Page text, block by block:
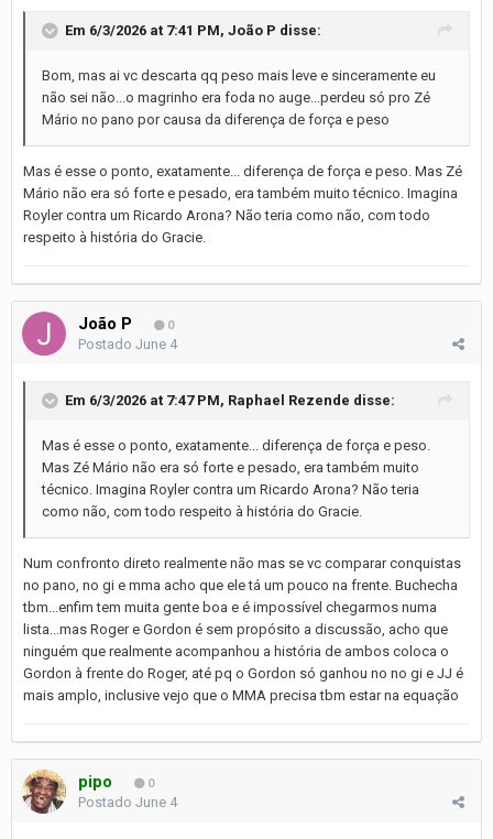
Em 6/3/2026 at 7:41 PM, João P disse:
Bom, mas ai vc descarta qq peso mais leve e sinceramente eu
não sei não...o magrinho era foda no auge...perdeu só pro Zé
Mário no pano por causa da diferença de força e peso
Mas é esse o ponto, exatamente... diferença de força e peso. Mas Zé
Mário não era só forte e pesado, era também muito técnico. Imagina
Royler contra um Ricardo Arona? Não teria como não, com todo
respeito à história do Gracie.
João P 0
Postado June 4
Em 6/3/2026 at 7:47 PM, Raphael Rezende disse:
Mas é esse o ponto, exatamente... diferença de força e peso.
Mas Zé Mário não era só forte e pesado, era também muito
técnico. Imagina Royler contra um Ricardo Arona? Não teria
como não, com todo respeito à história do Gracie.
Num confronto direto realmente não mas se vc comparar conquistas
no pano, no gi e mma acho que ele tá um pouco na frente. Buchecha
tbm...enfim tem muita gente boa e é impossível chegarmos numa
lista...mas Roger e Gordon é sem propósito a discussão, acho que
ninguém que realmente acompanhou a história de ambos coloca o
Gordon à frente do Roger, até pq o Gordon só ganhou no no gi e JJ é
mais amplo, inclusive vejo que o MMA precisa tbm estar na equação
pipo 0
Postado June 4